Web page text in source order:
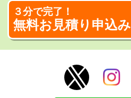
３分で完了！
無料お見積り申込み